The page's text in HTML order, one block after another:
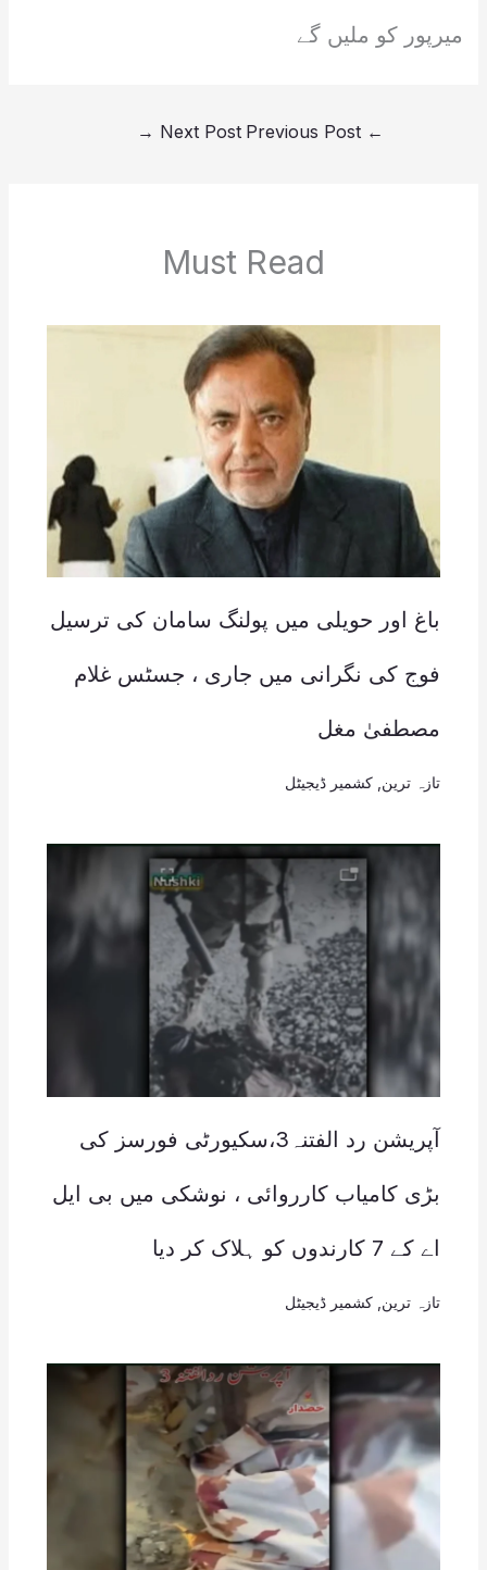
میرپور کو ملیں گے
←
Next Post
→
Must Read
باغ اور حویلی میں پولنگ سامان کی ترسیل
فوج کی نگرانی میں جاری ، جسٹس غلام
مصطفیٰ مغل
تازہ ترین کشمیر ڈیجیٹل
آپریشن رد الفتنہ3،سکیورٹی فورسز کی
بڑی کامیاب کارروائی ، نوشکی میں بی ایل
اے کے 7 کارندوں کو ہلاک کر دیا
تازہ ترین کشمیر ڈیجیٹل